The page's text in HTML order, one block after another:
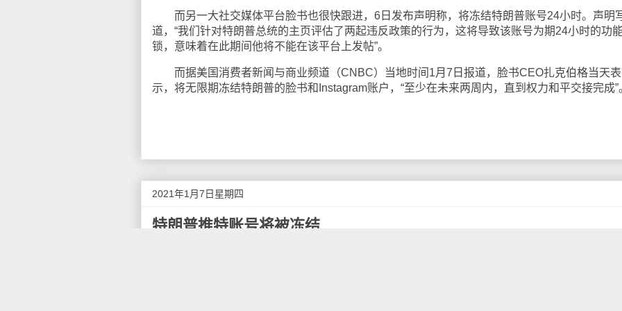
而另一大社交媒体平台脸书也很快跟进，6日发布声明称，将冻结特朗普账号24小时。声明
道，“我们针对特朗普总统的主页评估了两起违反政策的行为，这将导致该账号为期24小时的功
锁，意味着在此期间他将不能在该平台上发帖”。
而据美国消费者新闻与商业频道（CNBC）当地时间1月7日报道，脸书CEO扎克伯格当天表
示，将无限期冻结特朗普的脸书和Instagram账户，“至少在未来两周内，直到权力和平交接完成”
2021年1月7日星期四
特朗普推特账号将被冻结